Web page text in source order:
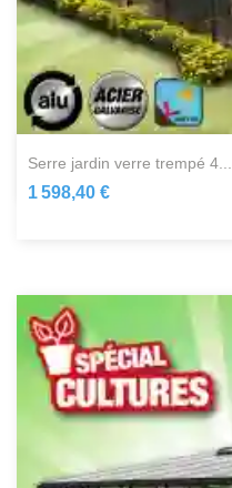
serre jardin verre trempé 4...
1 598,40 €